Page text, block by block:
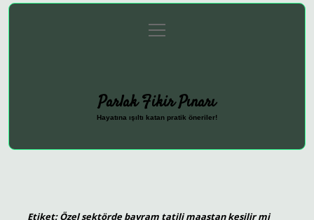
Gizlilik Politikası
menüyü
aç
Parlak Fikir Pınarı
Hayatına ışıltı katan pratik öneriler!
Etiket:Özel sektörde bayram tatili maaştan kesilir mi